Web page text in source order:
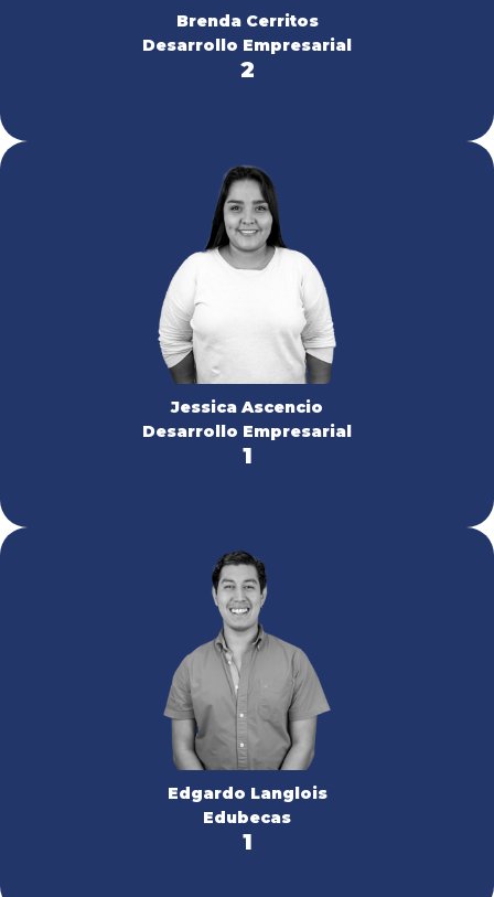
Brenda Cerritos
Desarrollo Empresarial
2
Jessica Ascencio
Desarrollo Empresarial
1
Edgardo Langlois
Edubecas
1